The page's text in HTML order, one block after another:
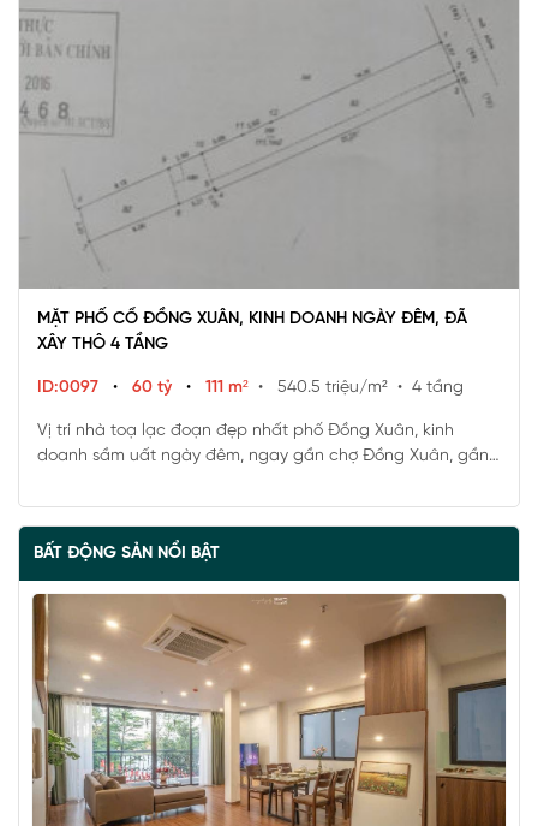
MẶT PHỐ CỔ ĐỒNG XUÂN, KINH DOANH NGÀY ĐÊM, ĐÃ
XÂY THÔ 4 TẦNG
ID:0097 • 60 tỷ • 111 m² • 540.5 triệu/m² • 4 tầng
Vị trí nhà toạ lạc đoạn đẹp nhất phố Đồng Xuân, kinh
doanh sầm uất ngày đêm, ngay gần chợ Đồng Xuân, gần
loại hình kinh doanh, văn phòng, ngân hàng, phòng khám...
BẤT ĐỘNG SẢN NỔI BẬT